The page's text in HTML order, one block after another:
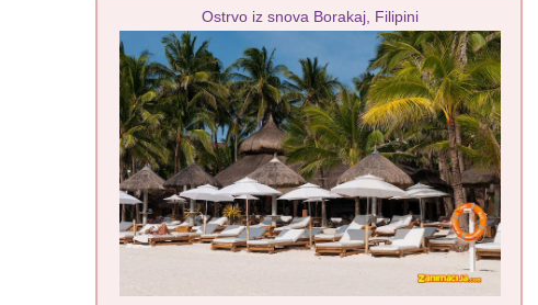
Ostrvo iz snova Borakaj, Filipini